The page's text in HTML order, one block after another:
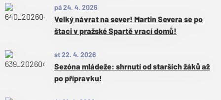
pá 24. 4. 2026
Velký návrat na sever! Martin Severa se po
štaci v pražské Spartě vrací domů!
st 22. 4. 2026
Sezóna mládeže: shrnutí od starších žáků až
po přípravku!